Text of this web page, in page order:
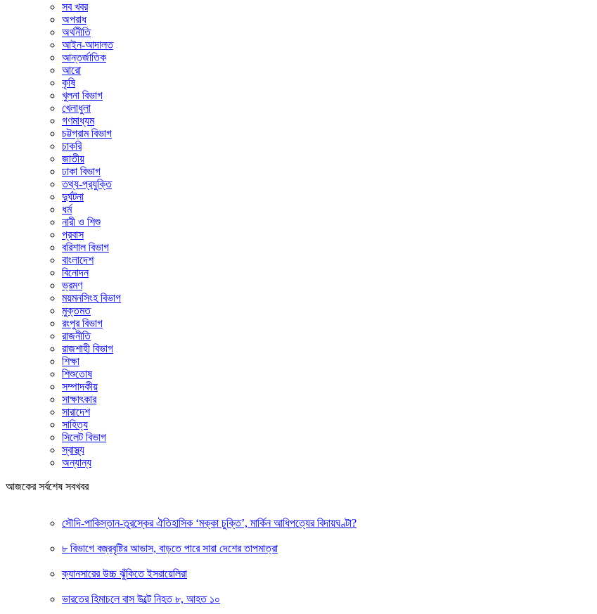
সব খবর
অপরাধ
অর্থনীতি
আইন-আদালত
আন্তর্জাতিক
আরো
কৃষি
খুলনা বিভাগ
খেলাধুলা
গণমাধ্যম
চট্টগ্রাম বিভাগ
চাকরি
জাতীয়
ঢাকা বিভাগ
তথ্য-প্রযুক্তি
দুর্ঘটনা
ধর্ম
নারী ও শিশু
প্রবাস
বরিশাল বিভাগ
বাংলাদেশ
বিনোদন
ভ্রমণ
ময়মনসিংহ বিভাগ
মুক্তমত
রংপুর বিভাগ
রাজনীতি
রাজশাহী বিভাগ
শিক্ষা
শিশুতোষ
সম্পাদকীয়
সাক্ষাৎকার
সারাদেশ
সাহিত্য
সিলেট বিভাগ
স্বাস্থ্য
অন্যান্য
আজকের সর্বশেষ সবখবর
সৌদি-পাকিস্তান-তুরস্কের ঐতিহাসিক ‘মক্কা চুক্তি’, মার্কিন আধিপত্যের বিদায়ঘণ্টা?
৮ বিভাগে বজ্রবৃষ্টির আভাস, বাড়তে পারে সারা দেশের তাপমাত্রা
ক্যানসারের উচ্চ ঝুঁকিতে ইসরায়েলিরা
ভারতের হিমাচলে বাস উল্টে নিহত ৮, আহত ১০